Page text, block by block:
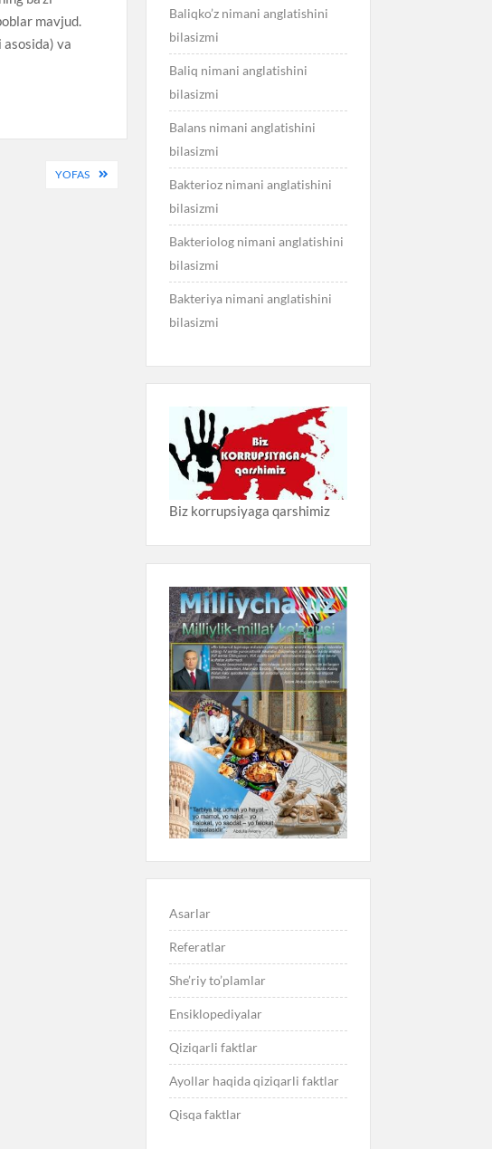
mavjud.
va
YOFAS
Baliqko’z nimani anglatishini
bilasizmi
Baliq nimani anglatishini
bilasizmi
Balans nimani anglatishini
bilasizmi
Bakterioz nimani anglatishini
bilasizmi
Bakteriolog nimani anglatishini
bilasizmi
Bakteriya nimani anglatishini
bilasizmi
Biz korrupsiyaga qarshimiz
Asarlar
Referatlar
She’riy to’plamlar
Ensiklopediyalar
Qiziqarli faktlar
Ayollar haqida qiziqarli faktlar
Qisqa faktlar